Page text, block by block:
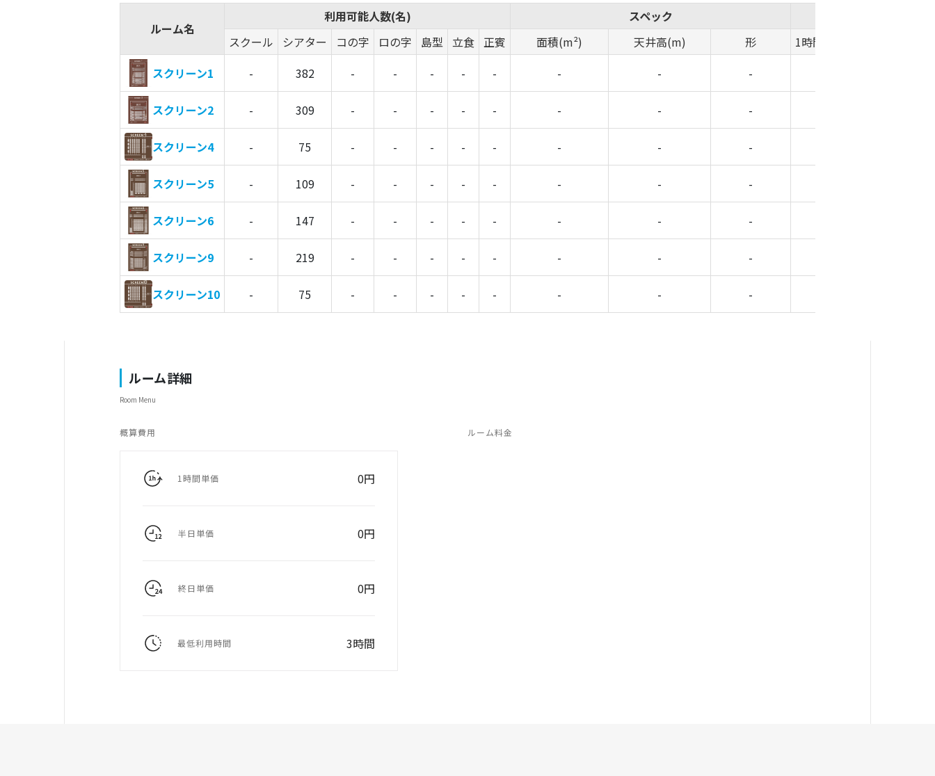
ルーム名
利用可能人数(名) スペック
スクール
シアター コの字 ロの字 島型 立食 正賓 面積(m²) 天井高(m) 形 1時間料金(円)
スクリーン1
- 382 - - - - - - - -
スクリーン2 - 309 - - - - - - - -
スクリーン4 - 75 - - - - - - - -
スクリーン5 - 109 - - - - - - - -
スクリーン6 - 147 - - - - - - - -
スクリーン9 - 219 - - - - - - - -
スクリーン10 - 75 - - - - - - - -
ルーム詳細
Room Menu
概算費用
1時間単価 0円
半日単価 0円
終日単価 0円
最低利用時間 3時間
ルーム料金